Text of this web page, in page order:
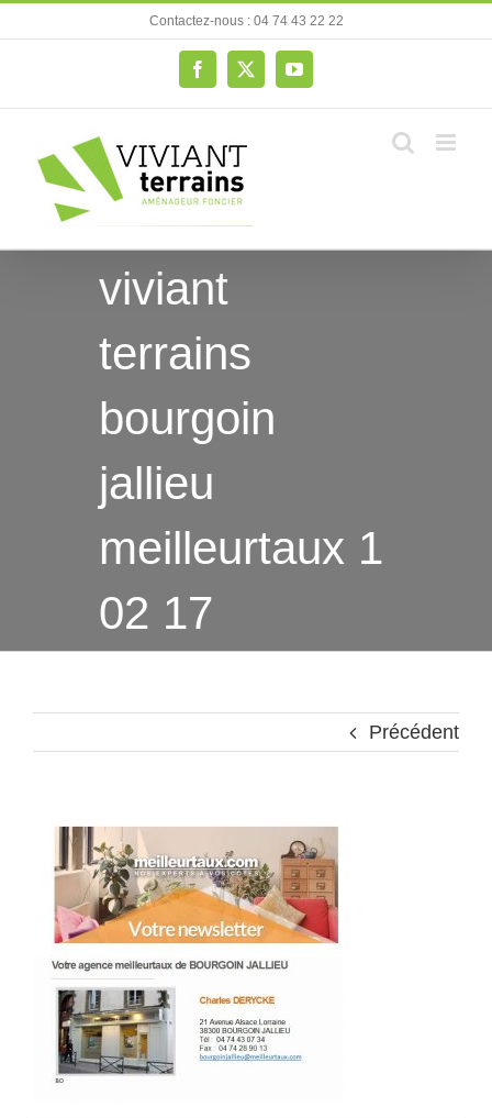
au
Contactez-nous : 04 74 43 22 22
Facebook
X YouTube
viviant
terrains
bourgoin
jallieu
meilleurtaux 1
02 17
Précédent